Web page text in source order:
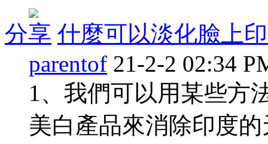
分享 什麼可以淡化臉上
parentof 21-2-2 02:34
1、我們可以用某些方
美白產品來消除印度